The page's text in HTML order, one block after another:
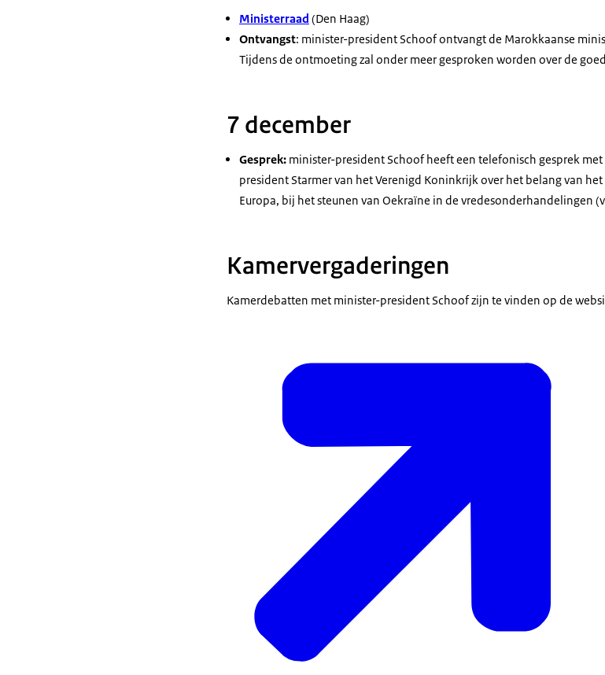
Ministerraad (Den Haag)
Ontvangst: minister-president Schoof ontvangt de Marokkaanse
Tijdens de ontmoeting zal onder meer gesproken worden over de
7 december
Gesprek: minister-president Schoof heeft een telefonisch gesprek
president Starmer van het Verenigd Koninkrijk over het belang van
Europa, bij het steunen van Oekraïne in de vredesonderhandelingen
Kamervergaderingen
Kamerdebatten met minister-president Schoof zijn te vinden op de